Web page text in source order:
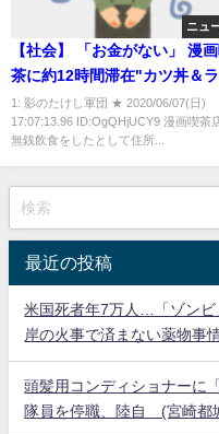
ニュ
【社会】 「お金がない」 漫
茶に約12時間滞在"カツ丼＆
メン"食べて約6300円分不払
い・・・28歳の男逮捕
1: 影のたけし軍団 ★ 2020/06/07(日)
17:07:13.96 ID:OgQHjUCY9 漫画喫茶
無銭飲食をしたとして住所...
最近の投稿
米国死者年7万人…「ゾン
岸の火事で済まない薬物事
頭髪用コンディショナーに
隊員を停職、陸自 (宮崎都